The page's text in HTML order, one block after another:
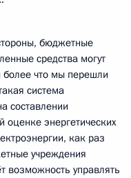
бюджетные
средства могут
более что мы перешли
система
составлении
оценке энергетических
как раз
учреждения
возможность управлять